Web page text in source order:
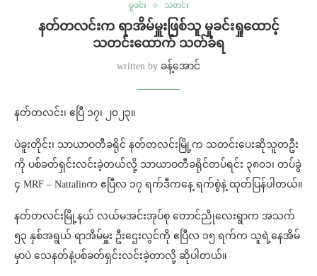
မှုခင်း သတင်း
နတ်တလင်းက ရာအိမ်မှူးဖြစ်သူ မှုခင်းရှုထောင့်
သတင်းထောက် သတ်ခံရ
written by ခန့်အောင်
နတ်တလင်း၊ ဧပြီ ၁၇၊ ၂၀၂၃။
ပဲခူးတိုင်း၊ သာယာဝတီခရိုင် နတ်တလင်းမြို့က သတင်းပေးဆိုသူတဦး
ကို ပစ်ခတ်ရှင်းလင်းခဲ့တယ်လို့ သာယာဝတီခရိုင်တပ်ရင်း ၃၈၀၁၊ တပ်ခွဲ
၄ MRF – Nattalinက ဧပြီလ ၁၇ ရက်ဒီကနေ့ ရက်စွဲနဲ့ ထုတ်ပြန်ပါတယ်။
နတ်တလင်းမြို့နယ် လယ်မအင်းအုပ်စု တောင်ညိုလေးရွာက အသက်
၅၃ နှစ်အရွယ် ရာအိမ်မှူး ဦးဌေးလွင်ကို ဧပြီလ ၁၅ ရက်က သူရဲ့နေအိမ်
မှာပဲ သေနတ်နဲ့ပစ်ခတ်ရှင်းလင်းခဲ့တာလို့ ဆိုပါတယ်။